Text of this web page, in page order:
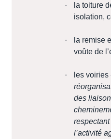
·
la toiture
isolation,
·
la remise
voûte de
· les
des
l’activité